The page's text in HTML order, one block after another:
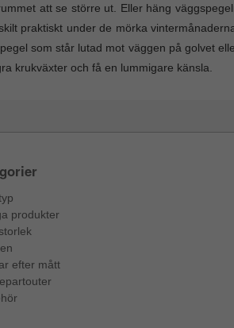
att se större ut. Eller häng
praktiskt under de mörka
som står lutad mot väggen på golvet
krukväxter och få en lummigare känsla.
produkter
efter mått